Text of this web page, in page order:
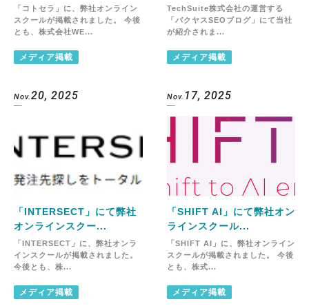
「コトセラ」に、弊社オンライン
スクールが掲載されました。 今後
とも、株式会社WE...
メディア掲載
TechSuite株式会社の運営する
「バクヤスSEOブログ」にて当社
が紹介されま...
メディア掲載
Nov.20, 2025
「INTERSECT」にて弊社
オンラインスクー...
「INTERSECT」に、弊社オンラ
インスクールが掲載されました。
今後とも、株...
メディア掲載
Nov. 17, 2025
「SHIFT AI」にて弊社オン
ラインスクール...
「SHIFT AI」に、弊社オンライン
スクールが掲載されました。 今後
とも、株式...
メディア掲載